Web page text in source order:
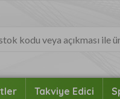
Takviye Edici